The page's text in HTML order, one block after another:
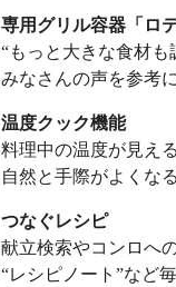
専用グリル容器「ロ
“もっと大きな食材
みなさんの声を参考
温度クック機能
料理中の温度が見え
自然と手際がよくな
つなぐレシピ
献立検索やコンロへ
“レシピノート”など